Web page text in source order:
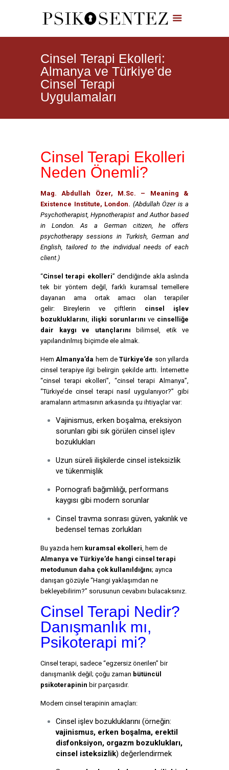
Cinsel Terapi Ekolleri:
Almanya ve Türkiye’de
Cinsel Terapi
Uygulamaları
Cinsel Terapi Ekolleri
Neden Önemli?
Mag. Abdullah Özer, M.Sc. – Meaning &
Existence Institute, London. (Abdullah Özer is a
Psychotherapist, Hypnotherapist and Author based
in London. As a German citizen, he offers
psychotherapy sessions in Turkish, German and
English, tailored to the individual needs of each
client.)
“Cinsel terapi ekolleri” dendiğinde akla aslında
tek bir yöntem değil, farklı kuramsal temellere
dayanan ama ortak amacı olan terapiler
gelir: Bireylerin ve çiftlerin cinsel işlev
bozukluklarını, ilişki sorunlarını ve cinselliğe
dair kaygı ve utançlarını bilimsel, etik ve
yapılandırılmış biçimde ele almak.
HemAlmanya’da hem deTürkiye’de son yıllarda
cinsel terapiye ilgi belirgin şekilde arttı. İnternette
“cinsel terapi ekolleri”, “cinsel terapi Almanya”,
“Türkiye’de cinsel terapi nasıl uygulanıyor?” gibi
aramaların artmasının arkasında şu ihtiyaçlar var:
Vajinismus, erken boşalma, ereksiyon
sorunları gibi sık görülen cinsel işlev
bozuklukları
Uzun süreli ilişkilerde cinsel isteksizlik
ve tükenmişlik
Pornografi bağımlılığı, performans
kaygısı gibi modern sorunlar
Cinsel travma sonrası güven, yakınlık ve
bedensel temas zorlukları
Bu yazıda hem kuramsal ekolleri, hem de
Almanya ve Türkiye’de hangi cinsel terapi
metodunun daha çok kullanıldığını; ayrıca
danışan gözüyle “Hangi yaklaşımdan ne
bekleyebilirim?” sorusunun cevabını bulacaksınız.
Cinsel Terapi Nedir?
Danışmanlık mı,
Psikoterapi mi?
Cinsel terapi, sadece “egzersiz önerilen” bir
danışmanlık değil; çoğu zaman bütüncül
psikoterapinin bir parçasıdır.
Modern cinsel terapinin amaçları:
Cinsel işlev bozukluklarını (örneğin:
vajinismus, erken boşalma, erektil
disfonksiyon, orgazm bozuklukları,
cinsel isteksizlik) değerlendirmek